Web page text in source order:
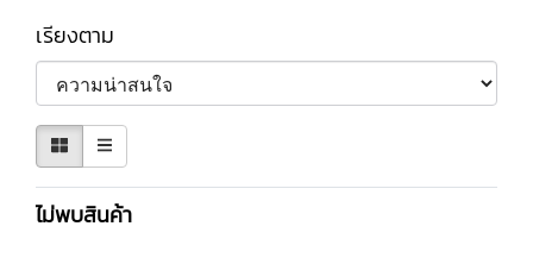
เรียงตาม
ไม่พบสินค้า